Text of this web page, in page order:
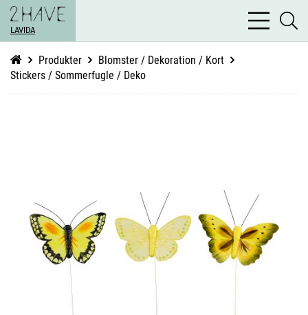
LAVIDA
bars
light
Produkter
Blomster / Dekoration / Kort
Stickers / Sommerfugle / Deko